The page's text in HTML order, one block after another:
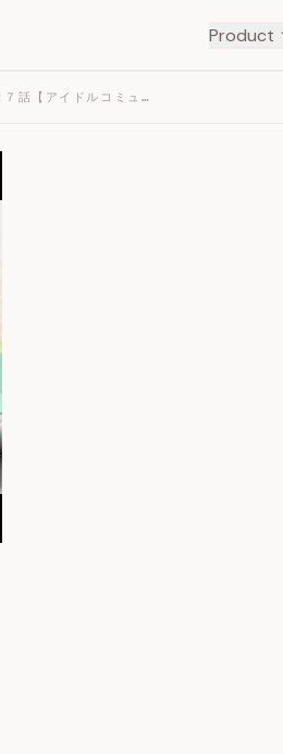
Product
【学マス】藤田ことね 親愛度１～２７話【アイドルコミュ】 — TRANSCRIPT